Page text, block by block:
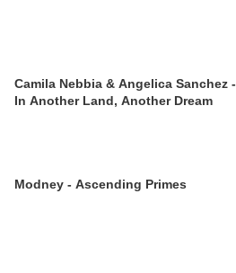
Camila Nebbia & Angelica Sanchez -
In Another Land, Another Dream
Modney - Ascending Primes